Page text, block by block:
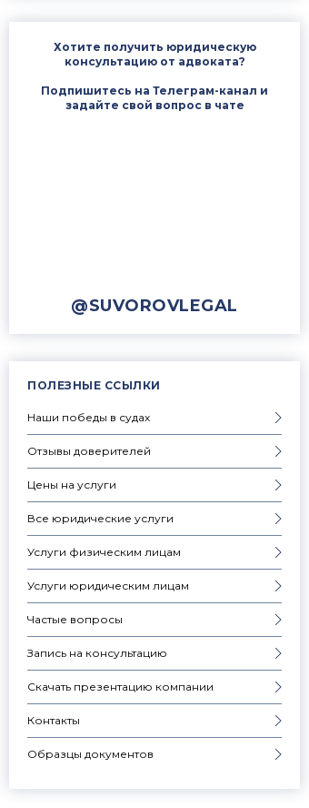
Хотите получить юридическую
консультацию от адвоката?
Подпишитесь на Телеграм-канал и
задайте свой вопрос в чате
@SUVOROVLEGAL
ПОЛЕЗНЫЕ ССЫЛКИ
Наши победы в судах
Отзывы доверителей
Цены на услуги
Все юридические услуги
Услуги физическим лицам
Услуги юридическим лицам
Частые вопросы
Запись на консультацию
Скачать презентацию компании
Контакты
Образцы документов